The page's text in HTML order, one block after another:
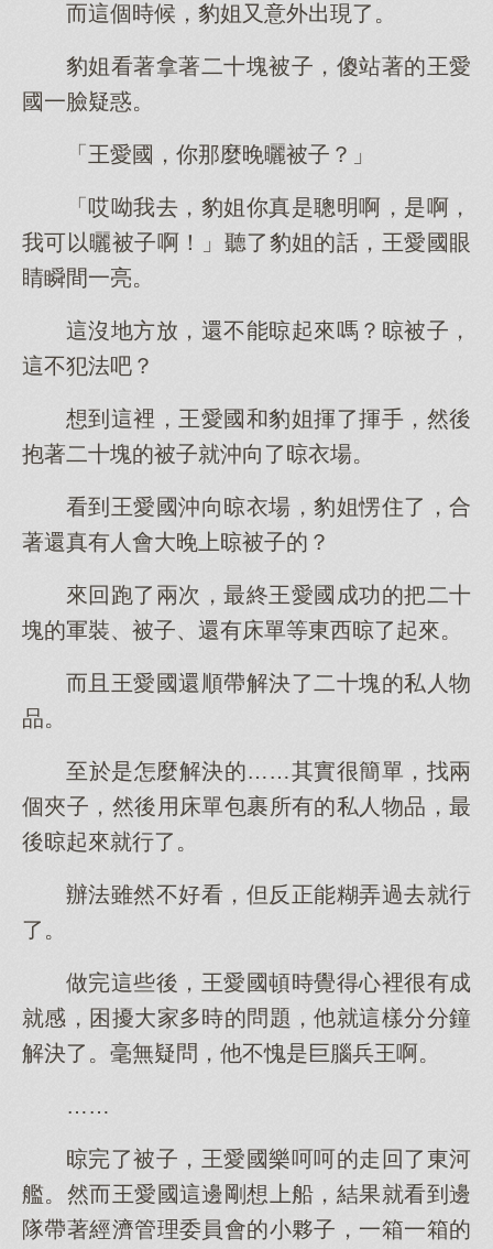
而這個時候，豹姐又意外出現了。
豹姐看著拿著二十塊被子，傻站著的王愛
國一臉疑惑。
「王愛國，你那麼晚曬被子？」
「哎呦我去，豹姐你真是聰明啊，是啊，
我可以曬被子啊！」聽了豹姐的話，王愛國眼
睛瞬間一亮。
這沒地方放，還不能晾起來嗎？晾被子，
這不犯法吧？
想到這裡，王愛國和豹姐揮了揮手，然後
抱著二十塊的被子就沖向了晾衣場。
看到王愛國沖向晾衣場，豹姐愣住了，合
著還真有人會大晚上晾被子的？
來回跑了兩次，最終王愛國成功的把二十
塊的軍裝、被子、還有床單等東西晾了起來。
而且王愛國還順帶解決了二十塊的私人物
品。
至於是怎麼解決的……其實很簡單，找兩
個夾子，然後用床單包裹所有的私人物品，最
後晾起來就行了。
辦法雖然不好看，但反正能糊弄過去就行
了。
做完這些後，王愛國頓時覺得心裡很有成
就感，困擾大家多時的問題，他就這樣分分鐘
解決了。毫無疑問，他不愧是巨腦兵王啊。
……
晾完了被子，王愛國樂呵呵的走回了東河
艦。然而王愛國這邊剛想上船，結果就看到邊
隊帶著經濟管理委員會的小夥子，一箱一箱的